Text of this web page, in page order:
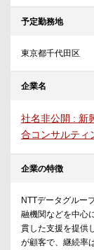
予定勤務地
東京都千代田区
企業名
社名非公開 : 新
合コンサルティ
企業の特徴
NTTデータグルー
融機関などを中心
貫した支援を提供
が顧客で、継続率